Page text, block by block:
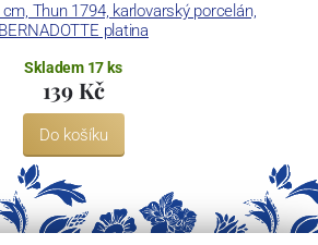
Thun 1794, karlovarský porcelán,
BERNADOTTE platina
Skladem 17 ks
139 Kč
Do košíku